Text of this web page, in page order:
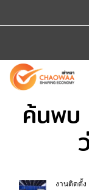
ค้นพบ
งานติดตั้ง